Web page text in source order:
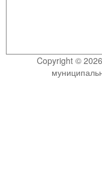
Copyright ©